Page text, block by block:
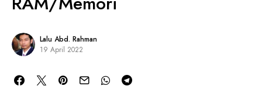
Lalu Abd. Rahman
19 April 2022